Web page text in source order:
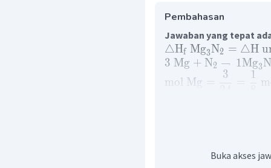
Pembahasan
Jawaban yang tepat
△Hf Mg3N2 = △H
3 Mg + N2 → 1Mg3N
mol Mg
3 1
Buka akses